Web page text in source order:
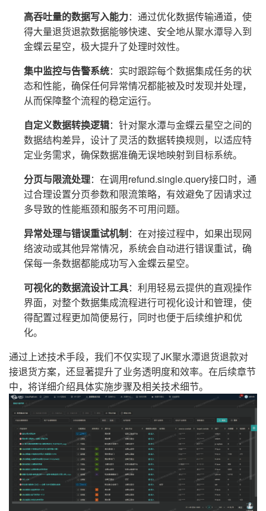
高吞吐量的数据写入能力：通过优化数据传输通道，使
得大量退货退款数据能够快速、安全地从聚水潭导入到
金蝶云星空，极大提升了处理时效性。
集中监控与告警系统：实时跟踪每个数据集成任务的状
态和性能，确保任何异常情况都能被及时发现并处理，
从而保障整个流程的稳定运行。
自定义数据转换逻辑：针对聚水潭与金蝶云星空之间的
数据结构差异，设计了灵活的数据转换规则，以适应特
定业务需求，确保数据准确无误地映射到目标系统。
分页与限流处理：在调用refund.single.query接口时，通
过合理设置分页参数和限流策略，有效避免了因请求过
多导致的性能瓶颈和服务不可用问题。
异常处理与错误重试机制：在对接过程中，如果出现网
络波动或其他异常情况，系统会自动进行错误重试，确
保每一条数据都能成功写入金蝶云星空。
可视化的数据流设计工具：利用轻易云提供的直观操作
界面，对整个数据集成流程进行可视化设计和管理，使
得配置过程更加简便易行，同时也便于后续维护和优
化。
通过上述技术手段，我们不仅实现了JK聚水潭退货退款对
接退货方案，还显著提升了业务透明度和效率。在后续章节
中，将详细介绍具体实施步骤及相关技术细节。